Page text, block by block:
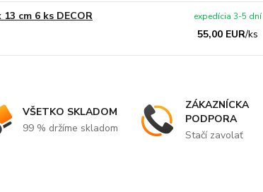
cm 6 ks DECOR
55,00 EUR/ks
expedícia 3-5 dní
VŠETKO SKLADOM
99 % držíme skladom
ZÁKAZNÍCKA
PODPORA
Stačí zavolať